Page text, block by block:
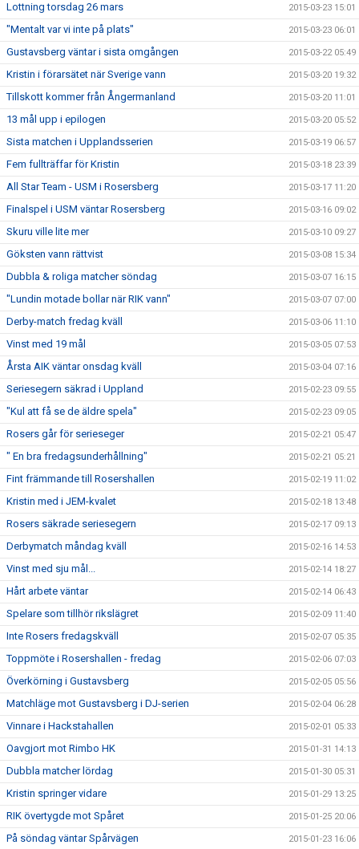
Lottning torsdag 26 mars 2015-03-23 15:01
"Mentalt var vi inte på plats" 2015-03-23 06:01
Gustavsberg väntar i sista omgången 2015-03-22 05:49
Kristin i förarsätet när Sverige vann 2015-03-20 19:32
Tillskott kommer från Ångermanland 2015-03-20 11:01
13 mål upp i epilogen 2015-03-20 05:52
Sista matchen i Upplandsserien 2015-03-19 06:57
Fem fullträffar för Kristin 2015-03-18 23:39
All Star Team - USM i Rosersberg 2015-03-17 11:20
Finalspel i USM väntar Rosersberg 2015-03-16 09:02
Skuru ville lite mer 2015-03-10 09:27
Göksten vann rättvist 2015-03-08 15:34
Dubbla & roliga matcher söndag 2015-03-07 16:15
"Lundin motade bollar när RIK vann" 2015-03-07 07:00
Derby-match fredag kväll 2015-03-06 11:10
Vinst med 19 mål 2015-03-05 07:53
Årsta AIK väntar onsdag kväll 2015-03-04 07:16
Seriesegern säkrad i Uppland 2015-02-23 09:55
"Kul att få se de äldre spela" 2015-02-23 09:05
Rosers går för serieseger 2015-02-21 05:47
" En bra fredagsunderhållning" 2015-02-21 05:21
Fint främmande till Rosershallen 2015-02-19 11:02
Kristin med i JEM-kvalet 2015-02-18 13:48
Rosers säkrade seriesegern 2015-02-17 09:13
Derbymatch måndag kväll 2015-02-16 14:53
Vinst med sju mål... 2015-02-14 18:27
Hårt arbete väntar 2015-02-14 06:43
Spelare som tillhör rikslägret 2015-02-09 11:40
Inte Rosers fredagskväll 2015-02-07 05:35
Toppmöte i Rosershallen - fredag 2015-02-06 07:03
Överkörning i Gustavsberg 2015-02-05 05:56
Matchläge mot Gustavsberg i DJ-serien 2015-02-04 06:28
Vinnare i Hackstahallen 2015-02-01 05:33
Oavgjort mot Rimbo HK 2015-01-31 14:13
Dubbla matcher lördag 2015-01-30 05:31
Kristin springer vidare 2015-01-29 13:25
RIK övertygde mot Spåret 2015-01-25 20:06
På söndag väntar Spårvägen 2015-01-23 16:06